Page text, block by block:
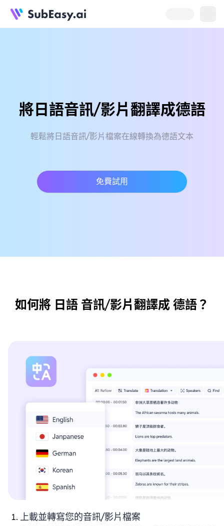
將日語音訊/影片翻譯成德語
輕鬆將日語音訊/影片檔案在線轉換為德語文本
免費試用
如何將 日語 音訊/影片翻譯成 德語？
上載並轉寫您的音訊/影片檔案